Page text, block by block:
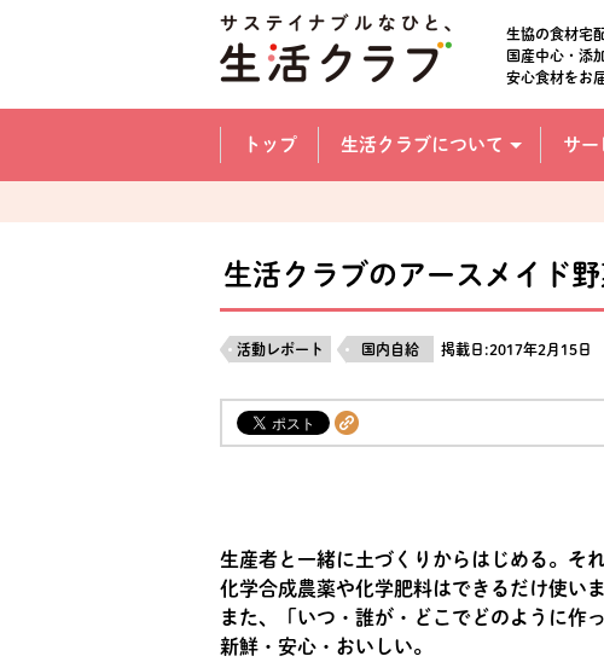
生協の食材宅
国産中心・添
安心食材をお
ここからサイト内共通メニューです。
サイト内共通メニューをスキップする
トップ 生活クラブについて サー
生活クラブのアースメイド
活動レポート 国内自給 掲載日:2017年2月15日
生産者と一緒に土づくりからはじめる。そ
化学合成農薬や化学肥料はできるだけ使いま
また、「いつ・誰が・どこでどのように作
新鮮・安心・おいしい。